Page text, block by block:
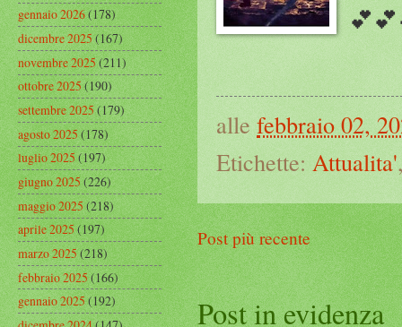
alle febbraio 02,
Etichette: Attualita'
Post più recente
Post in evidenza
gennaio 2026(178)
dicembre 2025(167)
novembre 2025(211)
ottobre 2025(190)
settembre 2025(179)
agosto 2025(178)
luglio 2025(197)
giugno 2025(226)
maggio 2025(218)
aprile 2025(197)
marzo 2025(218)
febbraio 2025(166)
gennaio 2025(192)